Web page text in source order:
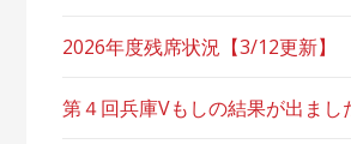
2026年度残席状況【3/12更新】
第４回兵庫Vもしの結果が出まし